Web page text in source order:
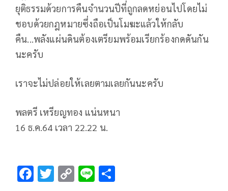
ยุติธรรมด้วยการคืนจำนวนปีที่ถูกลดหย่อนไปโดยไม่
ชอบด้วยกฎหมายซึ่งถือเป็นโมฆะแล้วให้กลับ
คืน...พลังแผ่นดินต้องเตรียมพร้อมเรียกร้องกดดันกัน
นะครับ
เราจะไม่ปล่อยให้เลยตามเลยกันนะครับ
พลตรี เหรียญทอง แน่นหนา
16 ธ.ค.64 เวลา 22.22 น.
F T C Li